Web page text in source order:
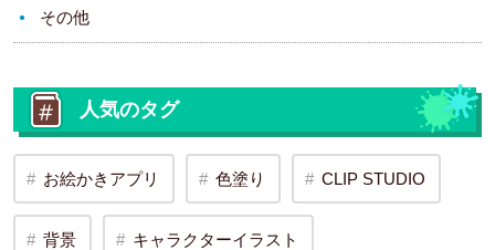
その他
人気のタグ
お絵かきアプリ 色塗り CLIP STUDIO
背景 キャラクターイラスト